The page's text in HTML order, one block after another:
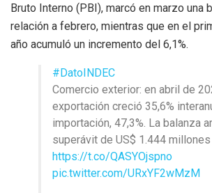
Bruto Interno (PBI), marcó en marzo una
relación a febrero, mientras que en el
año acumuló un incremento del 6,1%.
#DatoINDEC
Comercio exterior: en abril de
exportación creció 35,6%
importación, 47,3%. La balanza
superávit de US$ 1.444 millones
https://t.co/QASYOjspno
pic.twitter.com/URxYF2wMzM